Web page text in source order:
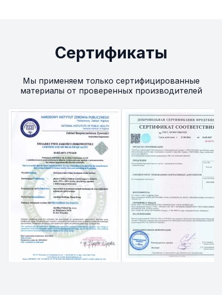
Сертификаты
Мы применяем только сертифицированные
материалы от проверенных производителей